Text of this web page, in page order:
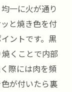
一に火が通り
と焼き色を付
ントです。黒
くことで内部
際には肉を頻
が付いたら裏